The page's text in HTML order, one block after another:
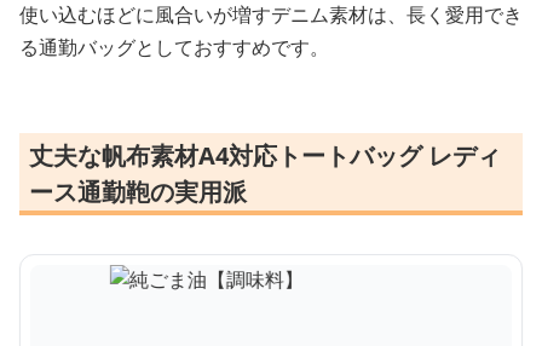
使い込むほどに風合いが増すデニム素材は、長く愛用でき
る通勤バッグとしておすすめです。
丈夫な帆布素材A4対応トートバッグ レディ
ース通勤鞄の実用派